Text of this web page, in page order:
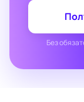
Без